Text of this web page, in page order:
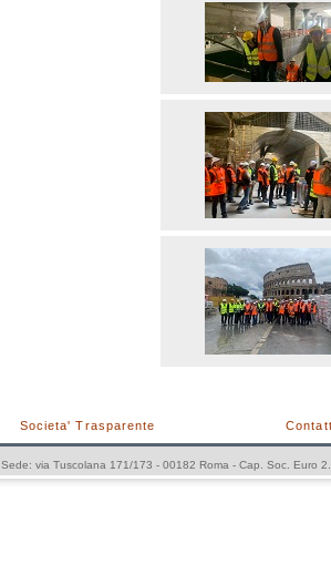
Societa' Trasparente
Sede: via Tuscolana 171/173 - 00182 Roma - Cap. Soc. Euro